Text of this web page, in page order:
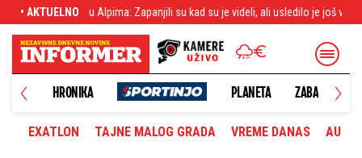
• AKTUELNO
su kad su je videli, ali usledilo je još veće iznenađenje Noćenje
HRONIKA PLANETA ZABAVA
EXATLON TAJNE MALOG GRADA VREME DANAS